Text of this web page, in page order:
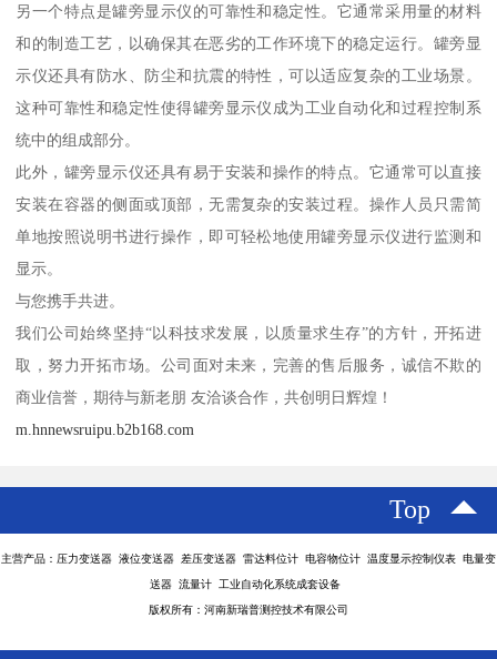
另一个特点是罐旁显示仪的可靠性和稳定性。它通常采用量的材料
和的制造工艺，以确保其在恶劣的工作环境下的稳定运行。罐旁显
示仪还具有防水、防尘和抗震的特性，可以适应复杂的工业场景。
这种可靠性和稳定性使得罐旁显示仪成为工业自动化和过程控制系
统中的组成部分。
此外，罐旁显示仪还具有易于安装和操作的特点。它通常可以直接
安装在容器的侧面或顶部，无需复杂的安装过程。操作人员只需简
单地按照说明书进行操作，即可轻松地使用罐旁显示仪进行监测和
显示。
与您携手共进。
我们公司始终坚持“以科技求发展，以质量求生存”的方针，开拓进
取，努力开拓市场。公司面对未来，完善的售后服务，诚信不欺的
商业信誉，期待与新老朋 友洽谈合作，共创明日辉煌！
m.hnnewsruipu.b2b168.com
Top
主营产品：压力变送器 液位变送器 差压变送器 雷达料位计 电容物位计 温度显示控制仪表 电量变
送器 流量计 工业自动化系统成套设备
版权所有：河南新瑞普测控技术有限公司